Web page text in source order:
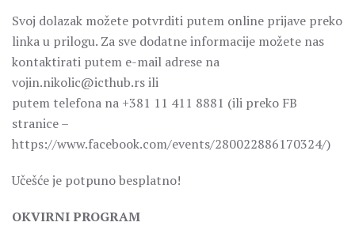
Svoj dolazak možete potvrditi putem online prijave preko
linka u prilogu. Za sve dodatne informacije možete nas
kontaktirati putem e-mail adrese na
vojin.nikolic@icthub.rs ili
putem telefona na +381 11 411 8881 (ili preko FB
stranice –
https://www.facebook.com/events/280022886170324/)
Učešće je potpuno besplatno!
OKVIRNI PROGRAM